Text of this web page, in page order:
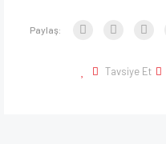
Paylaş:
Tavsiye Et